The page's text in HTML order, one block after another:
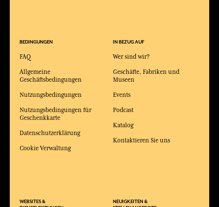
BEDINGUNGEN
FAQ
Allgemeine
Geschäftsbedingungen
Nutzungsbedingungen
Nutzungsbedingungen für
Geschenkkarte
Datenschutzerklärung
Cookie Verwaltung
WEBSITES &
IN BEZUG AUF
Wer sind wir?
Geschäfte, Fabriken und
Museen
Events
Podcast
Katalog
Kontaktieren Sie uns
NEUIGKEITEN &